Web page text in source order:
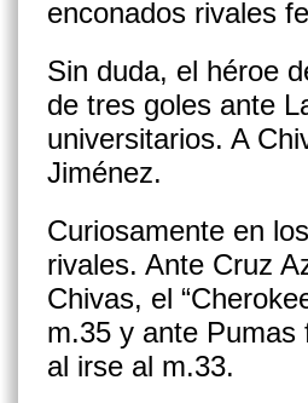
enconados rivales
Sin duda, el héroe
de tres goles ante
universitarios. A
Jiménez.
Curiosamente en
rivales. Ante Cruz
Chivas, el
m.35 y ante Pumas
al irse al m.33.